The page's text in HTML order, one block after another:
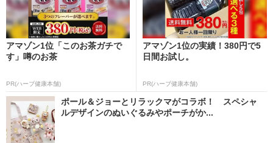
アマゾン1位「このお茶ガチで
す」噂のお茶
PR(ハーブ健康本舗)
アマゾン1位の実績！380円で5
日間お試し。
PR(ハーブ健康本舗)
ポール＆ジョーとリラックマがコラボ！ スペシャ
ルデザインのぬいぐるみやポーチがか...